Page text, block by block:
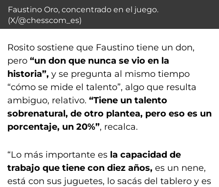
Faustino Oro, concentrado en el juego.
(X/@chesscom_es)
Rosito sostiene que Faustino tiene un don,
pero “un don que nunca se vio en la
historia”, y se pregunta al mismo tiempo
“cómo se mide el talento”, algo que resulta
ambiguo, relativo. “Tiene un talento
sobrenatural, de otro plantea, pero eso es un
porcentaje, un 20%”, recalca.
“Lo más importante es la capacidad de
trabajo que tiene con diez años, es un nene,
está con sus juguetes, lo sacás del tablero y es